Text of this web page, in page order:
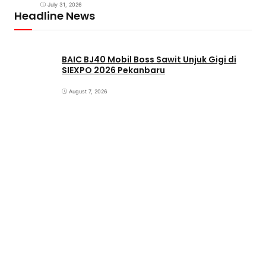
July 31, 2026
Headline News
BAIC BJ40 Mobil Boss Sawit Unjuk Gigi di
SIEXPO 2026 Pekanbaru
August 7, 2026